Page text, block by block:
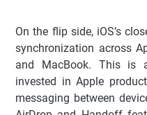
On the flip side, iOS’s
synchronization across
and MacBook. This is
invested in Apple
messaging between